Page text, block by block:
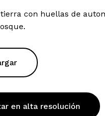
con huellas de
en alta resolución